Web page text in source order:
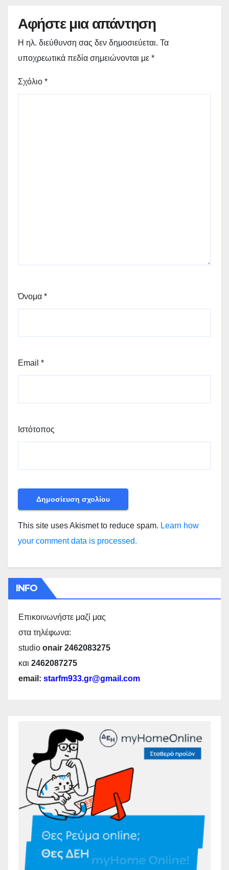
Αφήστε μια απάντηση
Η ηλ. διεύθυνση σας δεν δημοσιεύεται. Τα
υποχρεωτικά πεδία σημειώνονται με *
Σχόλιο *
Όνομα *
Email *
Ιστότοπος
This site uses Akismet to reduce spam. Learn how
your comment data is processed.
INFO
Επικοινωνήστε μαζί μας
στα τηλέφωνα:
studio onair 2462083275
και 2462087275
email: starfm933.gr@gmail.com